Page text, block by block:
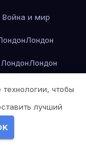
и мир
Лондон
ЛондонЛондон
Лос-Анджелес
Лос-Анджелес
чтобы
лучший